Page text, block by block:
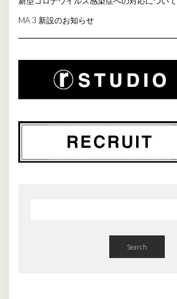
MA 3 新設のお知らせ
Search